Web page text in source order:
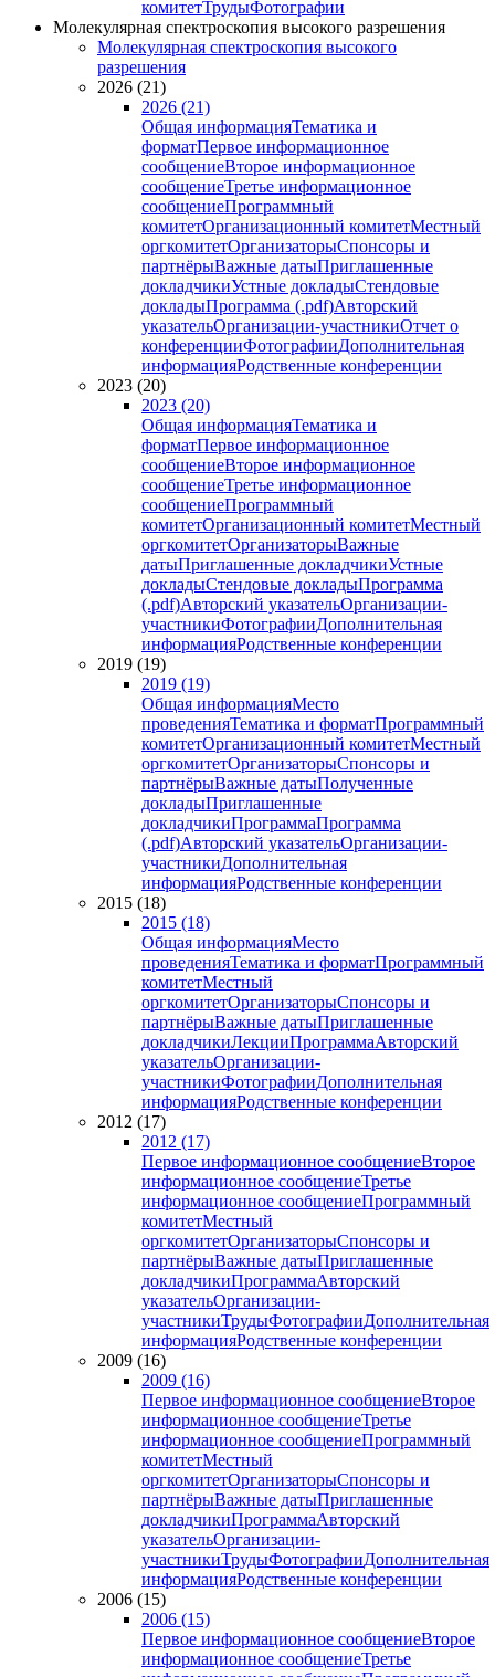
комитетТрудыФотографии
Молекулярная спектроскопия высокого разрешения
Молекулярная спектроскопия высокого
разрешения
2026 (21)
2026 (21)
Общая информацияТематика и
форматПервое информационное
сообщениеВторое информационное
сообщениеТретье информационное
сообщениеПрограммный
комитетОрганизационный комитетМестный
оргкомитетОрганизаторыСпонсоры и
партнёрыВажные датыПриглашенные
докладчикиУстные докладыСтендовые
докладыПрограмма (.pdf)Авторский
указательОрганизации-участникиОтчет о
конференцииФотографииДополнительная
информацияРодственные конференции
2023 (20)
2023 (20)
Общая информацияТематика и
форматПервое информационное
сообщениеВторое информационное
сообщениеТретье информационное
сообщениеПрограммный
комитетОрганизационный комитетМестный
оргкомитетОрганизаторыВажные
датыПриглашенные докладчикиУстные
докладыСтендовые докладыПрограмма
(.pdf)Авторский указательОрганизации-
участникиФотографииДополнительная
информацияРодственные конференции
2019 (19)
2019 (19)
Общая информацияМесто
проведенияТематика и форматПрограммный
комитетОрганизационный комитетМестный
оргкомитетОрганизаторыСпонсоры и
партнёрыВажные датыПолученные
докладыПриглашенные
докладчикиПрограммаПрограмма
(.pdf)Авторский указательОрганизации-
участникиДополнительная
информацияРодственные конференции
2015 (18)
2015 (18)
Общая информацияМесто
проведенияТематика и форматПрограммный
комитетМестный
оргкомитетОрганизаторыСпонсоры и
партнёрыВажные датыПриглашенные
докладчикиЛекцииПрограммаАвторский
указательОрганизации-
участникиФотографииДополнительная
информацияРодственные конференции
2012 (17)
2012 (17)
Первое информационное сообщениеВторое
информационное сообщениеТретье
информационное сообщениеПрограммный
комитетМестный
оргкомитетОрганизаторыСпонсоры и
партнёрыВажные датыПриглашенные
докладчикиПрограммаАвторский
указательОрганизации-
участникиТрудыФотографииДополнительная
информацияРодственные конференции
2009 (16)
2009 (16)
Первое информационное сообщениеВторое
информационное сообщениеТретье
информационное сообщениеПрограммный
комитетМестный
оргкомитетОрганизаторыСпонсоры и
партнёрыВажные датыПриглашенные
докладчикиПрограммаАвторский
указательОрганизации-
участникиТрудыФотографииДополнительная
информацияРодственные конференции
2006 (15)
2006 (15)
Первое информационное сообщениеВторое
информационное сообщениеТретье